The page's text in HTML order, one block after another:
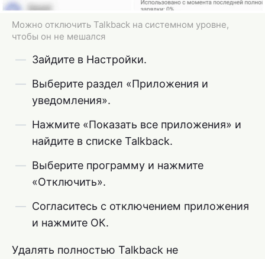
Можно отключить Talkback на системном уровне,
чтобы он не мешался
Зайдите в Настройки.
Выберите раздел «Приложения и
уведомления».
Нажмите «Показать все приложения» и
найдите в списке Talkback.
Выберите программу и нажмите
«Отключить».
Согласитесь с отключением приложения
и нажмите ОК.
Удалять полностью Talkback не